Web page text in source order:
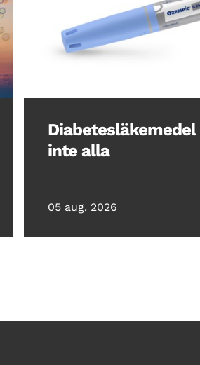
inte alla
05 aug. 2026